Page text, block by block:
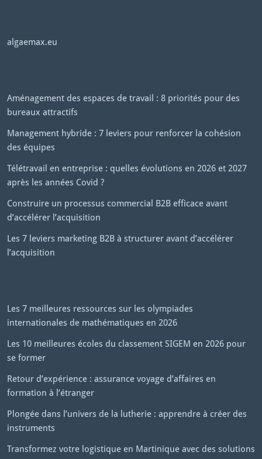
algaemax.eu
Aménagement des espaces de travail : 8 priorités pour des
bureaux attractifs
Management hybride : 7 leviers pour renforcer la cohésion
des équipes
Télétravail en entreprise : quelles évolutions en 2026 et 2027
après les années Covid ?
Construire un processus commercial B2B efficace avant
d’accélérer l’acquisition
Les 7 leviers marketing B2B à structurer avant d’accélérer
l’acquisition
Les 7 meilleures ressources sur les olympiades
internationales de mathématiques en 2026
Les 10 meilleures écoles du classement SIGEM en 2026 pour
se former
Retour d’expérience : assurance voyage d’affaires en
formation à l’étranger
Plongée dans l’univers de la lutherie : apprendre à créer des
instruments
Transformez votre logistique en Martinique avec des solutions